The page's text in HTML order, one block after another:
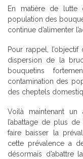
En matière de
population des
continue d’alimenter
Pour rappel,
dispersion de la
bouquetins
contamination des
des cheptels
Voilà maintenant un
l’abattage de plus
faire baisser la
cette prévalence a
désormais